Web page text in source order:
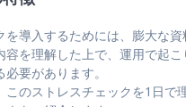
を導入するためには、膨大な資
容を理解した上で、運用で起こ
要があります。
このストレスチェックを1日で